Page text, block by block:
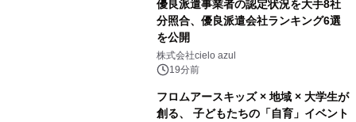
優良派遣事業者の認定状況を大手8社
分照合、優良派遣会社ランキング6選
を公開
株式会社cielo azul
19分前
フロムアースキッズ × 地域 × 大学生が
創る、 子どもたちの「自育」イベント